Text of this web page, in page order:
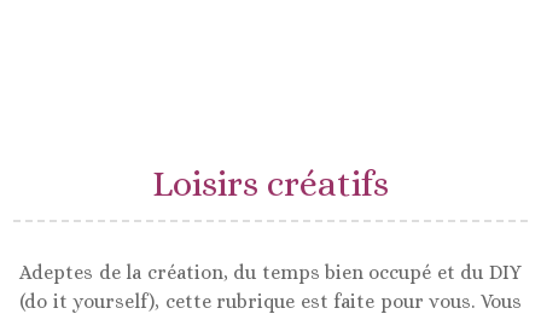
Loisirs créatifs
Adeptes de la création, du temps bien occupé et du DIY
(do it yourself), cette rubrique est faite pour vous. Vous